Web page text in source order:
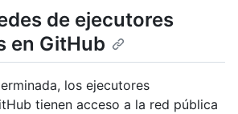
de ejecutores
en GitHub
los ejecutores
tienen acceso a la red pública